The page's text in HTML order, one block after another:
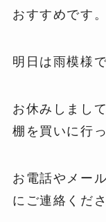
おすすめです。
明日は雨模様で
お休みしまし
棚を買いに行
お電話やメー
にご連絡くだ